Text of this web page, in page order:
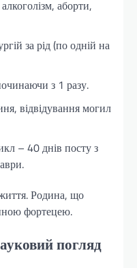
аборти,
за рід (по одній на
з 1 разу.
відвідування могил
– 40 днів посту з
Родина, що
фортецею.
погляд